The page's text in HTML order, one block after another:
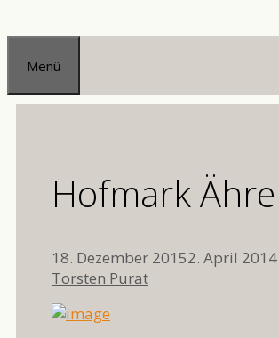
Zum
Inhalt
springen
Menü
Hofmark Ähre
18. Dezember 20152. April 2014
Torsten Purat